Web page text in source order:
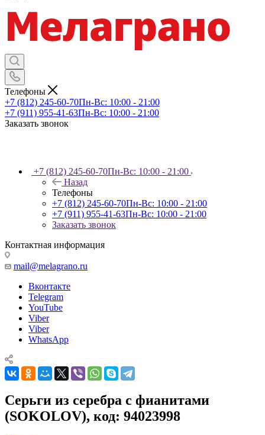
Телефоны
+7 (812) 245-60-70Пн-Вс: 10:00 - 21:00
+7 (911) 955-41-63Пн-Вс: 10:00 - 21:00
Заказать звонок
+7 (812) 245-60-70Пн-Вс: 10:00 - 21:00
Назад
Телефоны
+7 (812) 245-60-70Пн-Вс: 10:00 - 21:00
+7 (911) 955-41-63Пн-Вс: 10:00 - 21:00
Заказать звонок
Контактная информация
mail@melagrano.ru
Вконтакте
Telegram
YouTube
Viber
Viber
WhatsApp
Серьги из серебра с фианитами
(SOKOLOV), код: 94023998